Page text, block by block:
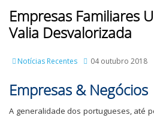
Empresas Familiares
Valia Desvalorizada
Notícias Recentes 04 outubro 2018
Empresas & Negócios
A generalidade dos portugueses, até